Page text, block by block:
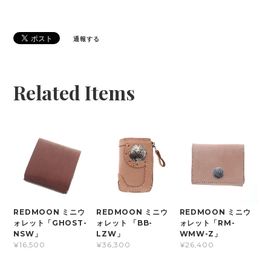
通報する
Related Items
REDMOON ミニウ
ォレット「GHOST-
NSW」
¥16,500
REDMOON ミニウ
ォレット 「BB-
LZW」
¥36,300
REDMOON ミニウ
ォレット「RM-
WMW-Z」
¥26,400